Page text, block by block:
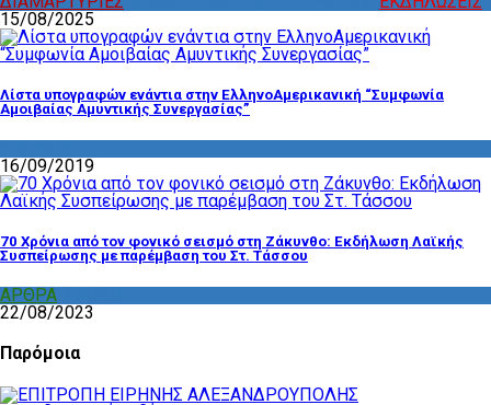
15/08/2025
Λίστα υπογραφών ενάντια στην ΕλληνοΑμερικανική “Συμφωνία
Αμοιβαίας Αμυντικής Συνεργασίας”
16/09/2019
70 Χρόνια από τον φονικό σεισμό στη Ζάκυνθο: Εκδήλωση Λαϊκής
Συσπείρωσης με παρέμβαση του Στ. Τάσσου
ΑΡΘΡΑ
22/08/2023
Παρόμοια